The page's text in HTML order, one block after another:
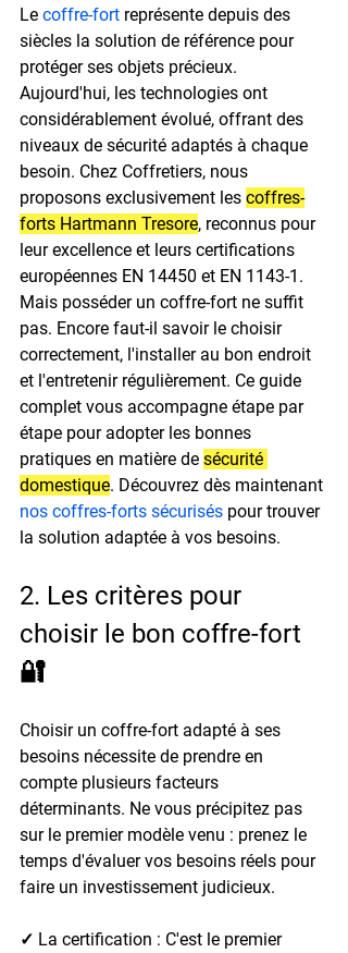
Le coffre-fort représente depuis des
siècles la solution de référence pour
protéger ses objets précieux.
Aujourd'hui, les technologies ont
considérablement évolué, offrant des
niveaux de sécurité adaptés à chaque
besoin. Chez Coffretiers, nous
proposons exclusivement les coffres-
forts Hartmann Tresore, reconnus pour
leur excellence et leurs certifications
européennes EN 14450 et EN 1143-1.
Mais posséder un coffre-fort ne suffit
pas. Encore faut-il savoir le choisir
correctement, l'installer au bon endroit
et l'entretenir régulièrement. Ce guide
complet vous accompagne étape par
étape pour adopter les bonnes
pratiques en matière de sécurité
domestique. Découvrez dès maintenant
nos coffres-forts sécurisés pour trouver
la solution adaptée à vos besoins.
2. Les critères pour
choisir le bon coffre-fort
🔐
Choisir un coffre-fort adapté à ses
besoins nécessite de prendre en
compte plusieurs facteurs
déterminants. Ne vous précipitez pas
sur le premier modèle venu : prenez le
temps d'évaluer vos besoins réels pour
faire un investissement judicieux.
✓ La certification : C'est le premier